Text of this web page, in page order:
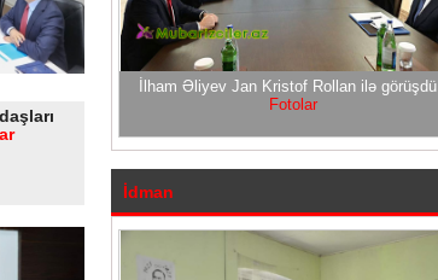
İlham Əliyev Jan Kristof Rollan ilə görüşdü
Fotolar
İdman